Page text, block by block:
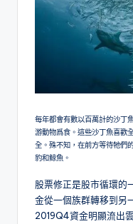
每年都會有數以百萬計的沙丁
游動物爲食。這些沙丁魚喜歡
全。殊不知，在前方等待牠們
豹和鲸魚。
股票修正是股市循環的
金從一個族群轉移到另
2019Q4資金明顯流出